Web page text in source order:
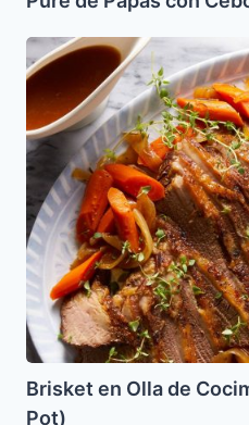
Brisket
en
Olla
de
Cocimiento
Lento
(Crock
Pot)
Brisket en Olla de
Pot)